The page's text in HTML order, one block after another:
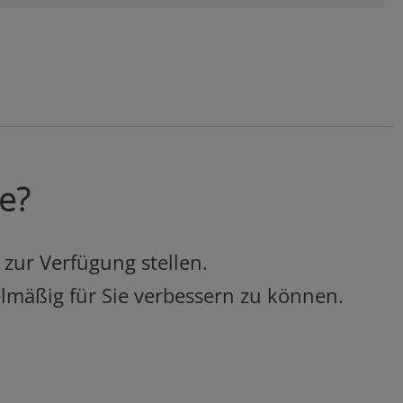
Verfügung stellen.
für Sie verbessern zu können.